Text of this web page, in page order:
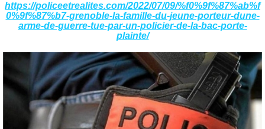
https://policeetrealites.com/2022/07/09/%f0%9f%87%ab%f
0%9f%87%b7-grenoble-la-famille-du-jeune-porteur-dune-
arme-de-guerre-tue-par-un-policier-de-la-bac-porte-
plainte/